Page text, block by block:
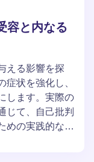
容と内なる
える影響を探
症状を強化し、
します。実際の
じて、自己批判
めの実践的なス